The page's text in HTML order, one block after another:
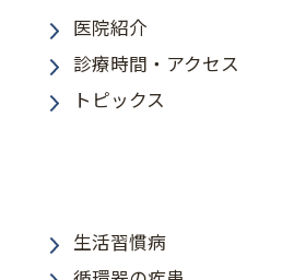
医院紹介
診療時間・アクセス
トピックス
生活習慣病